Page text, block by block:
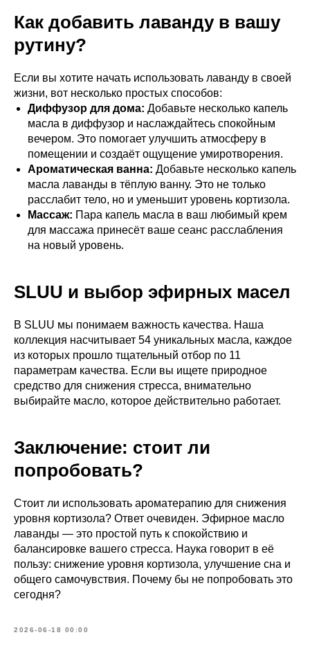
Как добавить лаванду в вашу
рутину?
Если вы хотите начать использовать лаванду в своей
жизни, вот несколько простых способов:
Диффузор для дома: Добавьте несколько капель
масла в диффузор и наслаждайтесь спокойным
вечером. Это помогает улучшить атмосферу в
помещении и создаёт ощущение умиротворения.
Ароматическая ванна: Добавьте несколько капель
масла лаванды в тёплую ванну. Это не только
расслабит тело, но и уменьшит уровень кортизола.
Массаж: Пара капель масла в ваш любимый крем
для массажа принесёт ваше сеанс расслабления
на новый уровень.
SLUU и выбор эфирных масел
В SLUU мы понимаем важность качества. Наша
коллекция насчитывает 54 уникальных масла, каждое
из которых прошло тщательный отбор по 11
параметрам качества. Если вы ищете природное
средство для снижения стресса, внимательно
выбирайте масло, которое действительно работает.
Заключение: стоит ли
попробовать?
Стоит ли использовать ароматерапию для снижения
уровня кортизола? Ответ очевиден. Эфирное масло
лаванды — это простой путь к спокойствию и
балансировке вашего стресса. Наука говорит в её
пользу: снижение уровня кортизола, улучшение сна и
общего самочувствия. Почему бы не попробовать это
сегодня?
2026-06-18 00:00